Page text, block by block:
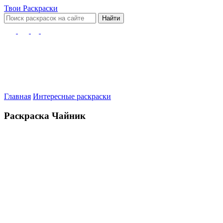
Твои Раскраски
Найти
Главная Интересные раскраски
Раскраска Чайник